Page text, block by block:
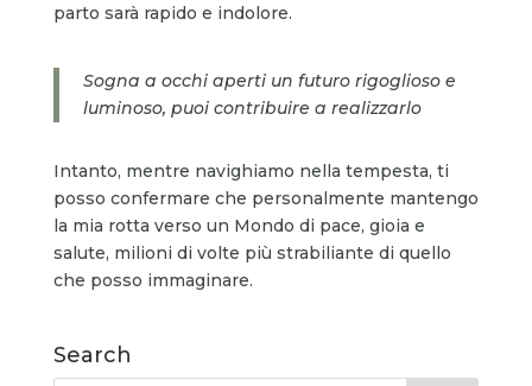
parto sarà rapido e indolore.
Sogna a occhi aperti un futuro rigoglioso e
luminoso, puoi contribuire a realizzarlo
Intanto, mentre navighiamo nella tempesta, ti
posso confermare che personalmente mantengo
la mia rotta verso un Mondo di pace, gioia e
salute, milioni di volte più strabiliante di quello
che posso immaginare.
Search